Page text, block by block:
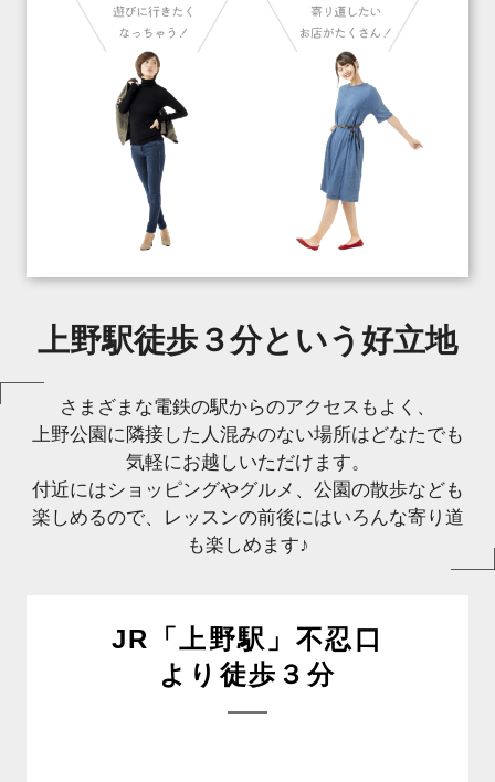
上野駅徒歩３分という好立地
さまざまな電鉄の駅からのアクセスもよく、
上野公園に隣接した人混みのない場所はどなたでも
気軽にお越しいただけます。
付近にはショッピングやグルメ、公園の散歩なども
楽しめるので、レッスンの前後にはいろんな寄り道
も楽しめます♪
JR「上野駅」不忍口
より徒歩３分